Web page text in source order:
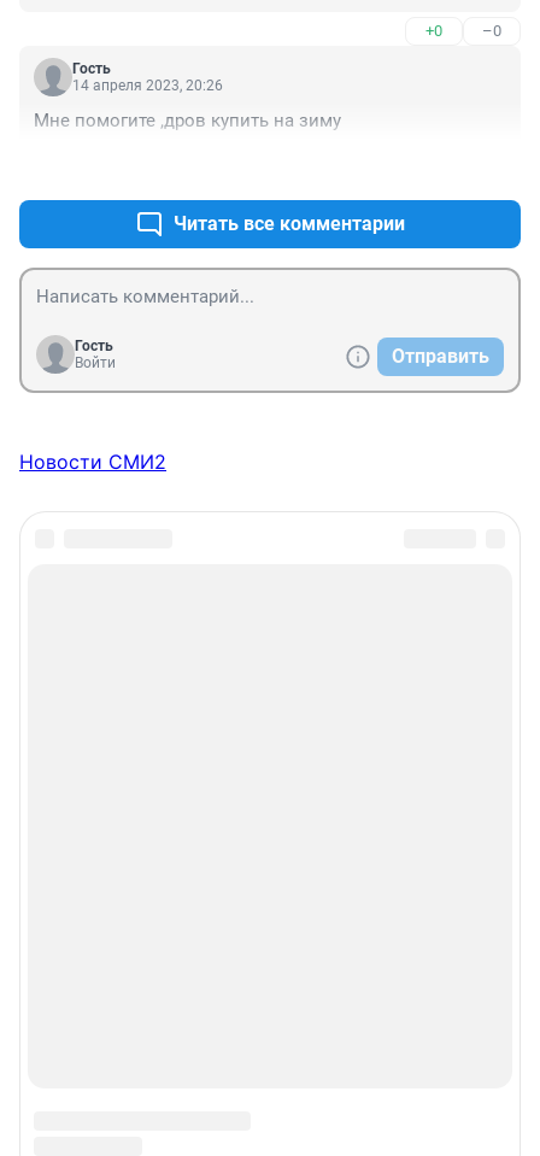
своему народу и вывести страну в десятку лучших
стран мира. Я выбрал второе».
+0 –0
Гость
14 апреля 2023, 20:26
Мне помогите ,дров купить на зиму
Читать все комментарии
Гость
Войти
Отправить
Новости СМИ2